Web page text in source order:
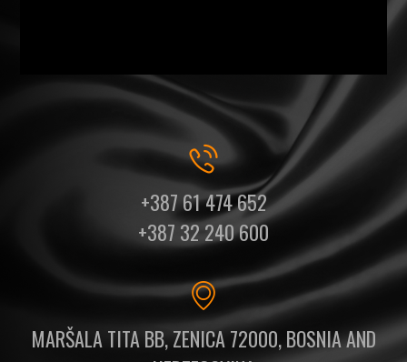
+387 61 474 652
+387 32 240 600
MARŠALA TITA BB, ZENICA 72000, BOSNIA AND